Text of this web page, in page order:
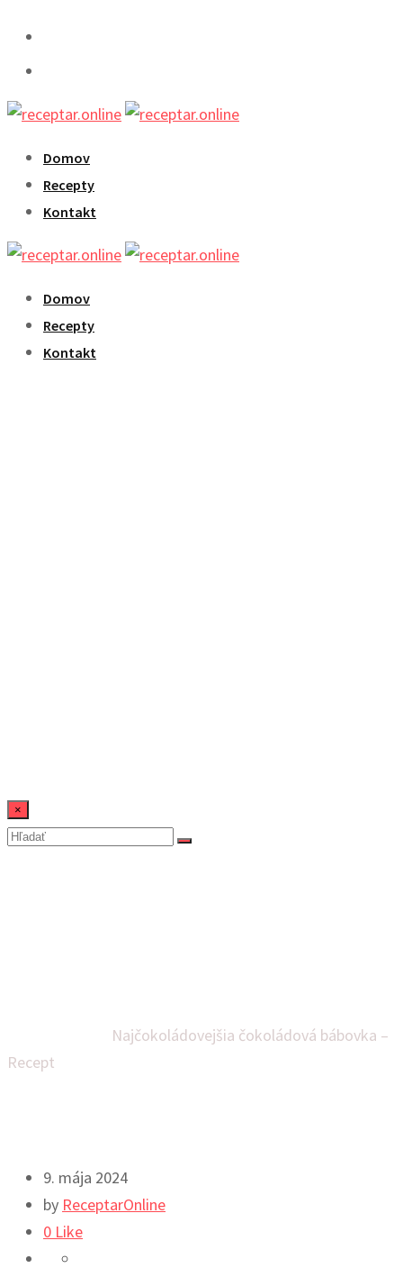
Domov
Recepty
Kontakt
Domov
Recepty
Kontakt
×
Najčokoládovejšia čokoládová bábovka –
Recept
9. mája 2024
by ReceptarOnline
0 Like